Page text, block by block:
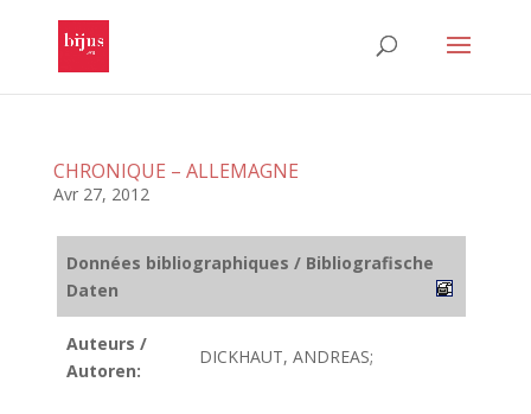
CHRONIQUE – ALLEMAGNE
Avr 27, 2012
Données bibliographiques / Bibliografische
Daten
Auteurs /
Autoren:
DICKHAUT, ANDREAS;